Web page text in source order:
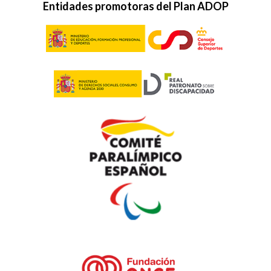
Entidades promotoras del Plan ADOP